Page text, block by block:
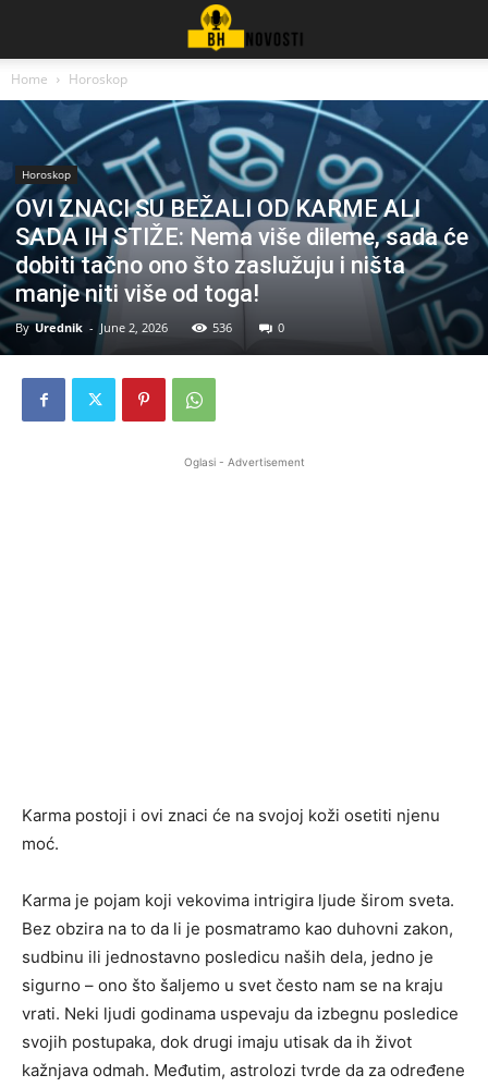
Home Horoskop
Horoskop
OVI ZNACI SU BEŽALI OD KARME ALI
SADA IH STIŽE: Nema više dileme, sada će
dobiti tačno ono što zaslužuju i ništa
manje niti više od toga!
By Urednik - June 2, 2026 536 0
Oglasi - Advertisement
Karma postoji i ovi znaci će na svojoj koži osetiti njenu
moć.
Karma je pojam koji vekovima intrigira ljude širom sveta.
Bez obzira na to da li je posmatramo kao duhovni zakon,
sudbinu ili jednostavno posledicu naših dela, jedno je
sigurno – ono što šaljemo u svet često nam se na kraju
vrati. Neki ljudi godinama uspevaju da izbegnu posledice
svojih postupaka, dok drugi imaju utisak da ih život
kažnjava odmah. Međutim, astrolozi tvrde da za određene